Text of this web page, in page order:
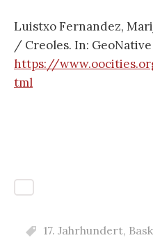
Luistxo Fernandez,
/ Creoles. In: GeoNative
https://
tml
17. Jahrhundert,